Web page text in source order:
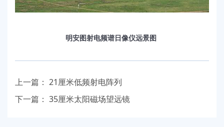
明安图射电频谱日像仪远景图
上一篇： 21厘米低频射电阵列
下一篇： 35厘米太阳磁场望远镜